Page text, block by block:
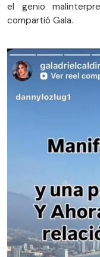
el genio
compartió Gala.